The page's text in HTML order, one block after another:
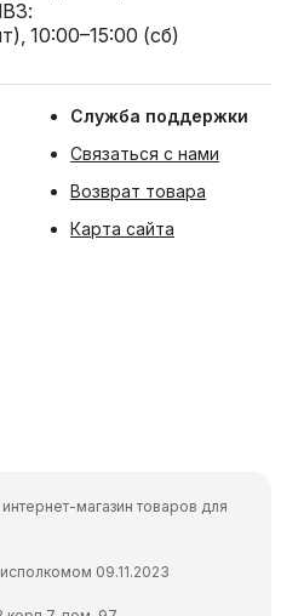
10:00–15:00 (сб)
Служба поддержки
Связаться с нами
Возврат товара
Карта сайта
магазин товаров для
09.11.2023